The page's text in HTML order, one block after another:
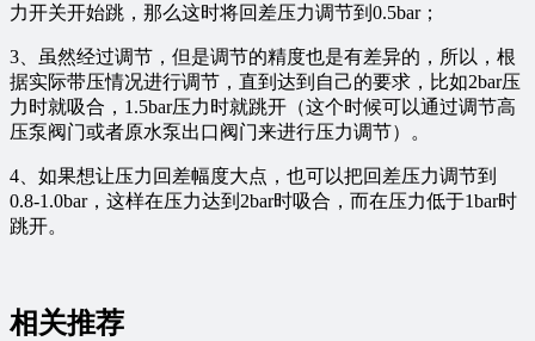
力开关开始跳，那么这时将回差压力调节到0.5bar；
3、虽然经过调节，但是调节的精度也是有差异的，所以，根
据实际带压情况进行调节，直到达到自己的要求，比如2bar压
力时就吸合，1.5bar压力时就跳开（这个时候可以通过调节高
压泵阀门或者原水泵出口阀门来进行压力调节）。
4、如果想让压力回差幅度大点，也可以把回差压力调节到
0.8-1.0bar，这样在压力达到2bar时吸合，而在压力低于1bar时
跳开。
相关推荐